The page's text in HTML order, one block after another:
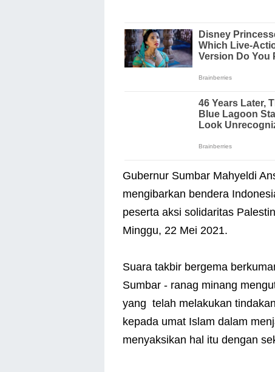
Gubernur Sumbar Mahyeldi
mengibarkan bendera
peserta aksi solidaritas
Minggu, 22 Mei 2021.
Suara takbir bergema
Sumbar - ranag minang
yang telah melakukan
kepada umat Islam dalam
menyaksikan hal itu dengan